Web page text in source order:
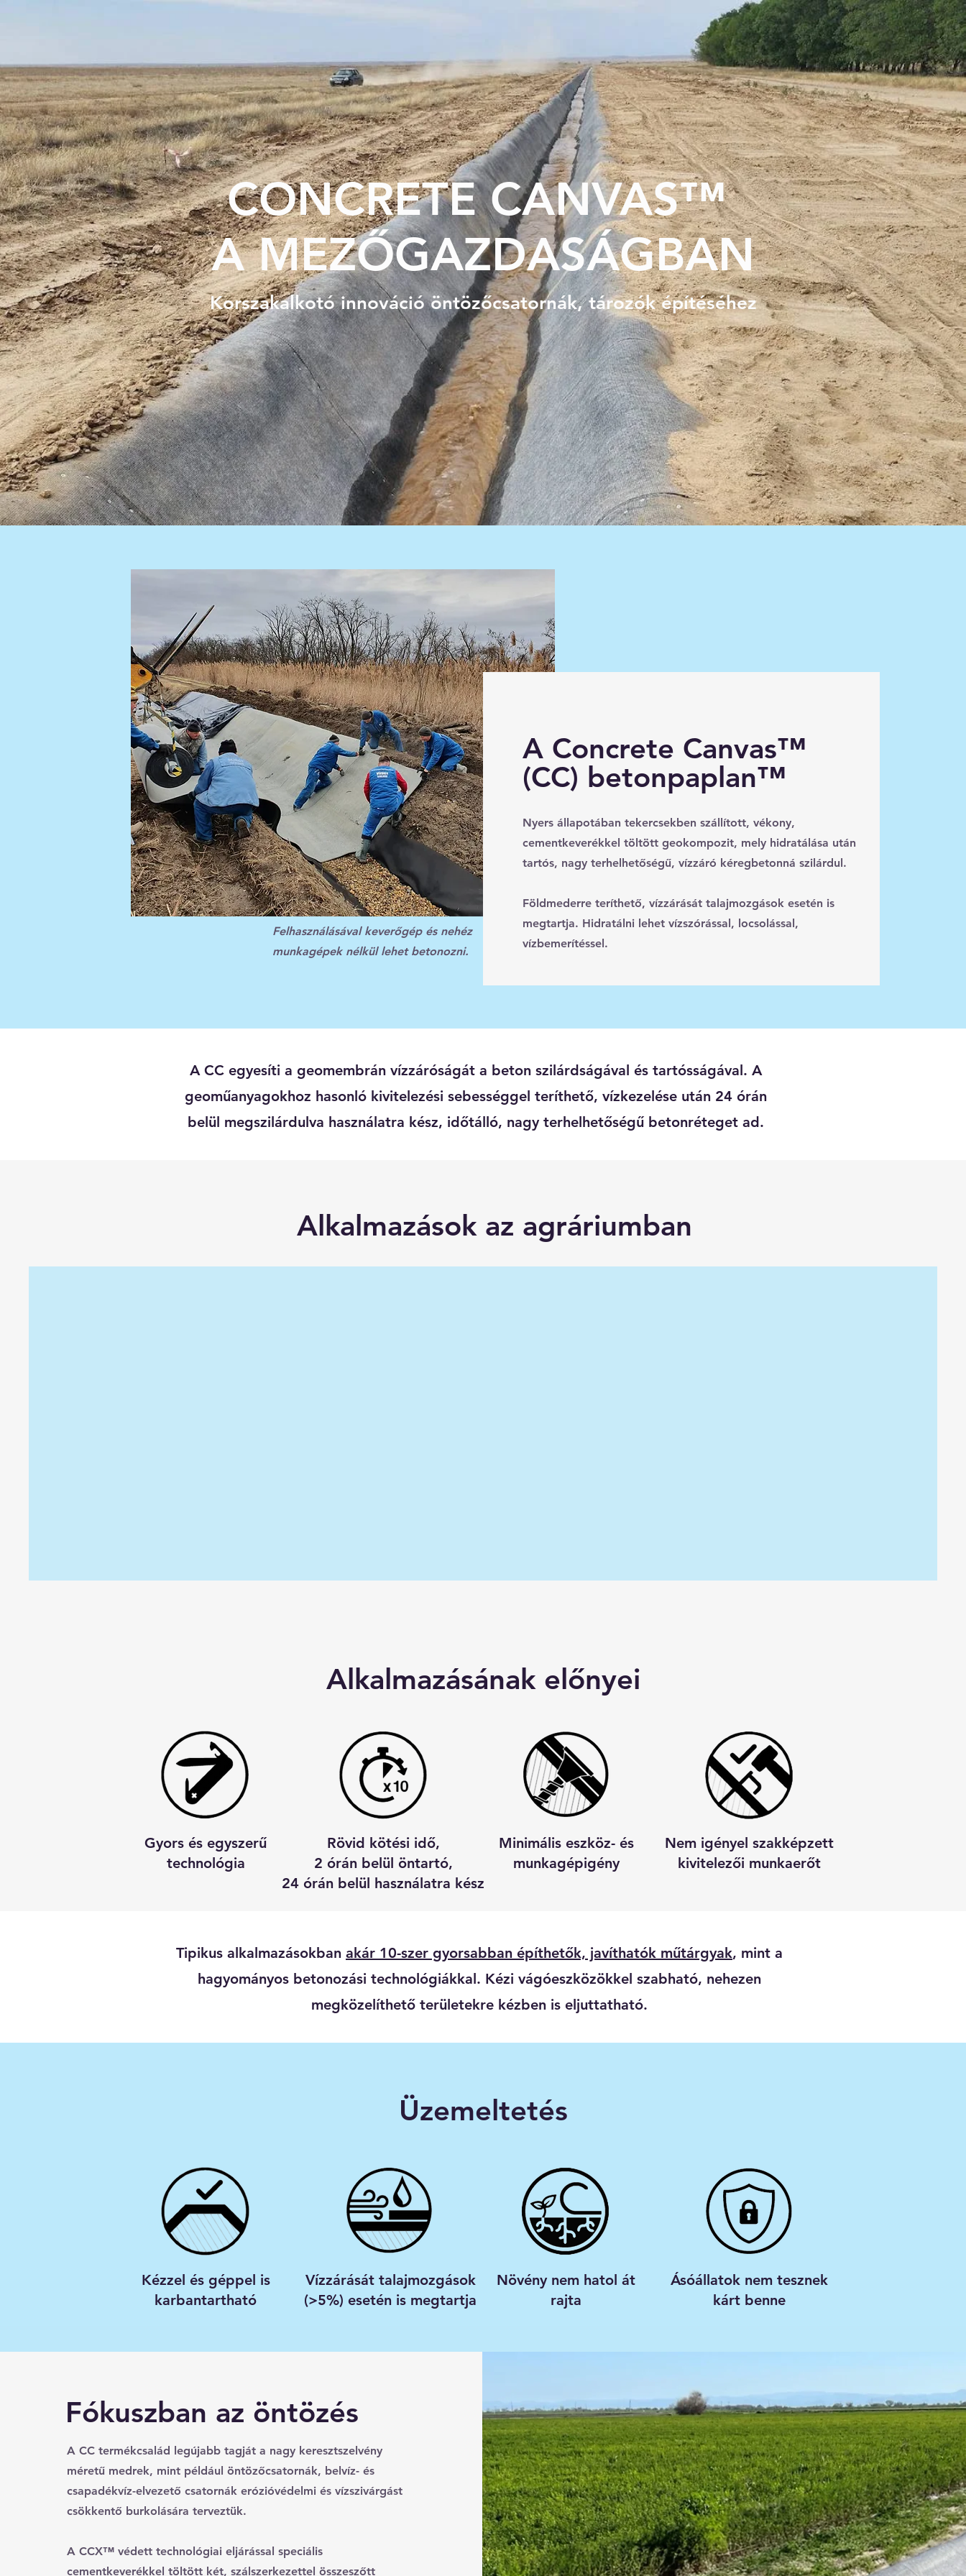
CONCRETE CANVAS™
A MEZŐGAZDASÁGBAN
Korszakalkotó innováció öntözőcsatornák, tározók építéséhez
Felhasználásával keverőgép és nehéz
munkagépek nélkül lehet betonozni.
A Concrete Canvas™
(CC) betonpaplan™
Nyers állapotában tekercsekben szállított, vékony,
cementkeverékkel töltött geokompozit, mely hidratálása után
tartós, nagy terhelhetőségű, vízzáró kéregbetonná szilárdul.
Földmederre teríthető, vízzárását talajmozgások esetén is
megtartja. Hidratálni lehet vízszórással, locsolással,
vízbemerítéssel.
A CC egyesíti a geomembrán vízzáróságát a beton szilárdságával és tartósságával. A
geoműanyagokhoz hasonló kivitelezési sebességgel teríthető, vízkezelése után 24 órán
belül megszilárdulva használatra kész, időtálló, nagy terhelhetőségű betonréteget ad.
Alkalmazások az agráriumban
Alkalmazásának előnyei
Gyors és egyszerű
technológia
Rövid kötési idő,
2 órán belül öntartó,
24 órán belül használatra kész
Minimális eszköz- és
munkagépigény
Nem igényel szakképzett
kivitelezői munkaerőt
Tipikus alkalmazásokban akár 10-szer gyorsabban építhetők, javíthatók műtárgyak, mint a
hagyományos betonozási technológiákkal. Kézi vágóeszközökkel szabható, nehezen
megközelíthető területekre kézben is eljuttatható.
Üzemeltetés
Vízzárását talajmozgások
(>5%) esetén is megtartja
Kézzel és géppel is
karbantartható
Növény nem hatol át
rajta
Ásóállatok nem tesznek
kárt benne
Fókuszban az öntözés
A CC termékcsalád legújabb tagját a nagy keresztszelvény
méretű medrek, mint például öntözőcsatornák, belvíz- és
csapadékvíz-elvezető csatornák erózióvédelmi és vízszivárgást
csökkentő burkolására terveztük.
A CCX™ védett technológiai eljárással speciális
cementkeverékkel töltött két, szálszerkezettel összeszőtt